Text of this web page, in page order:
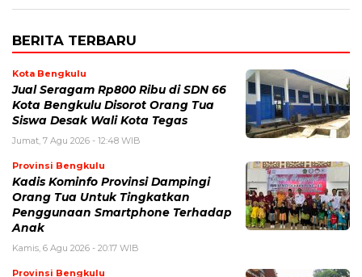
BERITA TERBARU
Kota Bengkulu
Jual Seragam Rp800 Ribu di SDN 66
Kota Bengkulu Disorot Orang Tua
Siswa Desak Wali Kota Tegas
Jumat, 7 Agu 2026 - 12:48 WIB
Provinsi Bengkulu
Kadis Kominfo Provinsi Dampingi
Orang Tua Untuk Tingkatkan
Penggunaan Smartphone Terhadap
Anak
Kamis, 6 Agu 2026 - 20:17 WIB
Provinsi Bengkulu